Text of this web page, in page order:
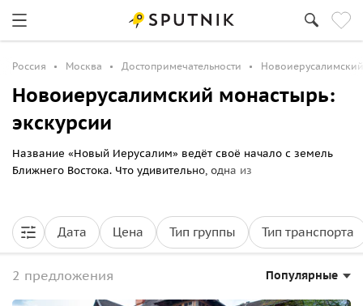
Россия Москва Достопримечательности
Новоиерусалимский монастырь:
экскурсии
Название «Новый Иерусалим» ведёт своё начало с земель
Ближнего Востока. Что удивительно, одна из
так далеко от столицы России, в подмосковном городе Истре.
Дата Цена Тип группы Тип транспорта
2 предложения Популярные